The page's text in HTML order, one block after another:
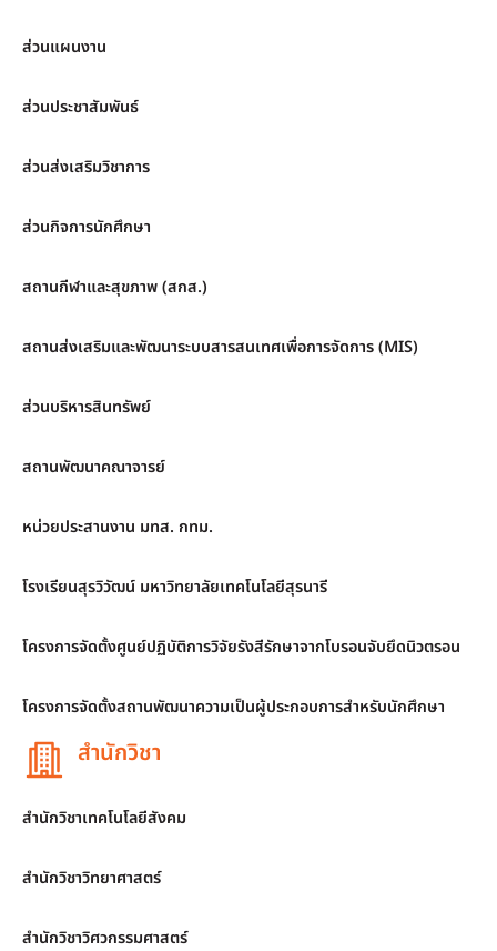
ส่วนแผนงาน
ส่วนประชาสัมพันธ์
ส่วนส่งเสริมวิชาการ
ส่วนกิจการนักศึกษา
สถานกีฬาและสุขภาพ (สกส.)
สถานส่งเสริมและพัฒนาระบบสารสนเทศเพื่อการจัดการ (MIS)
ส่วนบริหารสินทรัพย์
สถานพัฒนาคณาจารย์
หน่วยประสานงาน มทส. กทม.
โรงเรียนสุรวิวัฒน์ มหาวิทยาลัยเทคโนโลยีสุรนารี
โครงการจัดตั้งศูนย์ปฏิบัติการวิจัยรังสีรักษาจากโบรอนจับยึดนิวตรอน
โครงการจัดตั้งสถานพัฒนาความเป็นผู้ประกอบการสำหรับนักศึกษา
สำนักวิชา
สำนักวิชาเทคโนโลยีสังคม
สำนักวิชาวิทยาศาสตร์
สำนักวิชาวิศวกรรมศาสตร์